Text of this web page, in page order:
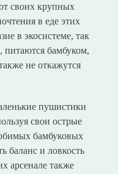
своих крупных
в еде этих
в экосистеме, так
бамбуком,
не откажутся
пушистики
свои острые
бамбуковых
баланс и ловкость
арсенале также